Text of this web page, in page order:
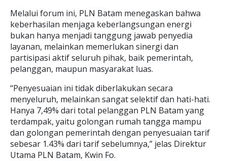
Melalui forum ini, PLN Batam menegaskan bahwa
keberhasilan menjaga keberlangsungan energi
bukan hanya menjadi tanggung jawab penyedia
layanan, melainkan memerlukan sinergi dan
partisipasi aktif seluruh pihak, baik pemerintah,
pelanggan, maupun masyarakat luas.
“Penyesuaian ini tidak diberlakukan secara
menyeluruh, melainkan sangat selektif dan hati-hati.
Hanya 7,49% dari total pelanggan PLN Batam yang
terdampak, yaitu golongan rumah tangga mampu
dan golongan pemerintah dengan penyesuaian tarif
sebesar 1.43% dari tarif sebelumnya,” jelas Direktur
Utama PLN Batam, Kwin Fo.